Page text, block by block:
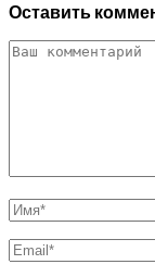
Оставить